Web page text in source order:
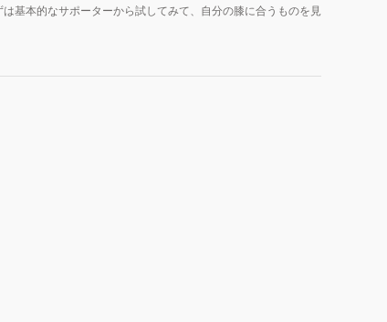
基本的なサポーターから試してみて、自分の膝に合うものを見